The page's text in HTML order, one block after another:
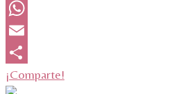
Twitter
WhatsApp
Email
¡Comparte!